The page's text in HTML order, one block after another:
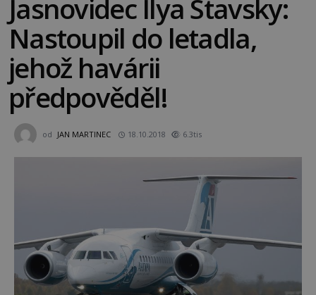
Jasnovidec Ilya Stavsky:
Nastoupil do letadla,
jehož havárii
předpověděl!
od JAN MARTINEC 18.10.2018 6.3tis